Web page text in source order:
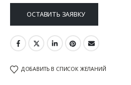
ОСТАВИТЬ ЗАЯВКУ
ДОБАВИТЬ В СПИСОК ЖЕЛАНИЙ